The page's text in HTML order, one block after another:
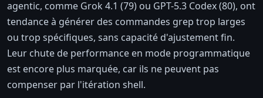
agentic, comme Grok 4.1 (79) ou GPT-5.3 Codex (80), ont
tendance à générer des commandes grep trop larges
ou trop spécifiques, sans capacité d'ajustement fin.
Leur chute de performance en mode programmatique
est encore plus marquée, car ils ne peuvent pas
compenser par l'itération shell.